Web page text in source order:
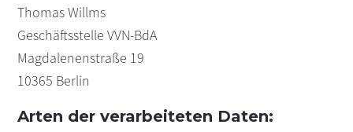
Thomas Willms
Geschäftsstelle VVN-BdA
Magdalenenstraße 19
10365 Berlin
Arten der verarbeiteten Daten: